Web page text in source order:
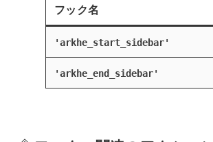
フック名
'arkhe_start_sidebar'
'arkhe_end_sidebar'